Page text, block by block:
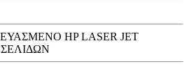
HP LASER JET
ΣΕΛΙΔΩΝ